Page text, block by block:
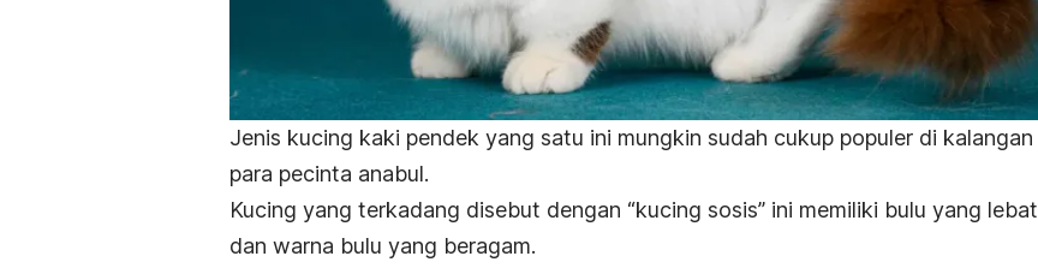
Jenis kucing kaki pendek yang satu ini mungkin sudah cukup populer di kalangan
para pecinta anabul.
Kucing yang terkadang disebut dengan “kucing sosis” ini memiliki bulu yang lebat
dan warna bulu yang beragam.